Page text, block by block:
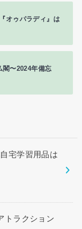
オゥパラディ』は
閣〜2024年備忘
宅学習用品は
トラクション